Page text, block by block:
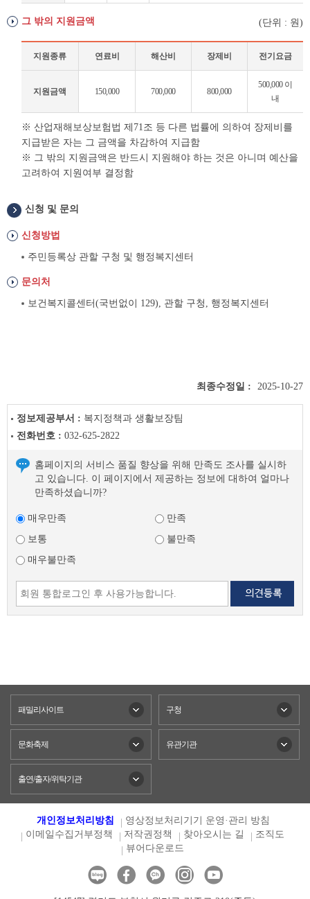
그 밖의 지원금액 (단위 : 원)
지
원
금
액
지원종류 연료비 해산비 장제비 전기요금
지원금액 150,000 700,000 800,000
500,000 이
내
※ 산업재해보상보험법 제71조 등 다른 법률에 의하여 장제비를
지급받은 자는 그 금액을 차감하여 지급함
※ 그 밖의 지원금액은 반드시 지원해야 하는 것은 아니며 예산을
고려하여 지원여부 결정함
신청 및 문의
신청방법
주민등록상 관할 구청 및 행정복지센터
문의처
보건복지콜센터(국번없이 129), 관할 구청, 행정복지센터
최종수정일 : 2025-10-27
정보제공부서 : 복지정책과 생활보장팀
전화번호 : 032-625-2822
홈페이지의 서비스 품질 향상을 위해 만족도 조사를 실시하
고 있습니다. 이 페이지에서 제공하는 정보에 대하여 얼마나
만족하셨습니까?
매우만족
만족
보통
불만족
매우불만족
패밀리사이트 구청
문화축제 유관기관
출연/출자/위탁기관
개인정보처리방침
영상정보처리기기 운영·관리 방침
이메일수집거부정책
저작권정책 찾아오시는 길
조직도
뷰어다운로드